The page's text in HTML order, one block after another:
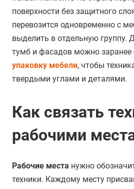
поверхности без защитного
перевозится одновременно с
выделить в отдельную группу.
тумб и фасадов можно заранее
упаковку мебели, чтобы
твердыми углами и деталями.
Как связать
рабочими
Рабочие места нужно
техники. Каждому месту